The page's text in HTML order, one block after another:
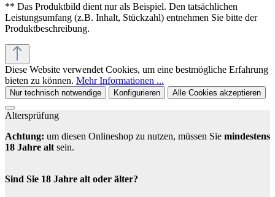
** Das Produktbild dient nur als Beispiel. Den tatsächlichen
Leistungsumfang (z.B. Inhalt, Stückzahl) entnehmen Sie bitte der
Produktbeschreibung.
Diese Website verwendet Cookies, um eine bestmögliche Erfahrung
bieten zu können. Mehr Informationen ...
Nur technisch notwendige Konfigurieren Alle Cookies akzeptieren
Altersprüfung
Achtung: um diesen Onlineshop zu nutzen, müssen Sie mindestens
18 Jahre alt sein.
Sind Sie 18 Jahre alt oder älter?